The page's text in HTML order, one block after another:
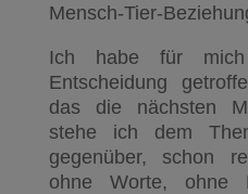
Mensch-Tier-
Ich habe für
Entscheidung
das die nächsten
stehe ich dem
gegenüber, schon
ohne Worte, ohne